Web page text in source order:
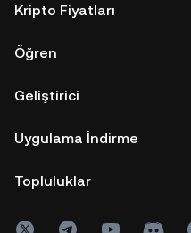
Kripto Fiyatları
Öğren
Geliştirici
Uygulama İndirme
Topluluklar